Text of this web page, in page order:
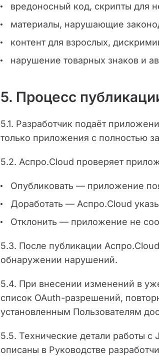
вредоносный код, скрипты для
материалы, нарушающие
контент для взрослых,
нарушение товарных знаков и
5. Процесс
5.1. Разработчик подаёт
только приложения с полностью
5.2. Аспро.Cloud проверяет
Опубликовать — приложение
Доработать — Аспро.Cloud
Отклонить — приложение не
5.3. После публикации
обнаружении нарушений.
5.4. При внесении изменений в
список OAuth-разрешений,
установленным Пользователям
5.5. Технические детали работы с
описаны в Руководстве